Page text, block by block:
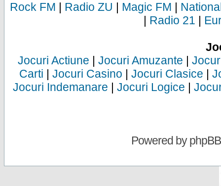
Rock FM | Radio ZU | Magic FM |
| Radio 21 |
Jocuri Actiune | Jocuri Amuzante |
Carti | Jocuri Casino | Jocuri Clasice |
Jocuri Indemanare | Jocuri Logice |
Powered byphpBB